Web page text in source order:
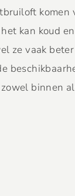
kan koud
ze vaak
binnen